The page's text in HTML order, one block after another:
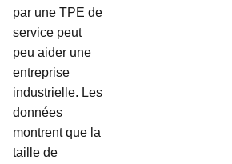
par une TPE de
service peut
peu aider une
entreprise
industrielle. Les
données
montrent que la
taille de